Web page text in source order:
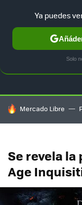
HOY SE HABLA DE
Mercado Libre
Se revela
Ya puedes
Solo